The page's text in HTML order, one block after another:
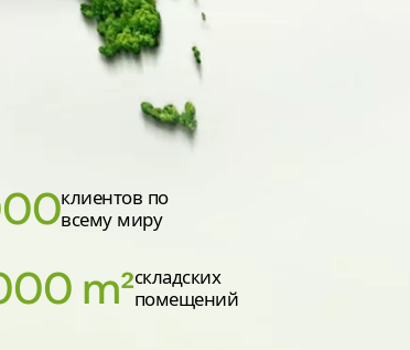
клиентов по
всему миру
m²складских
помещений